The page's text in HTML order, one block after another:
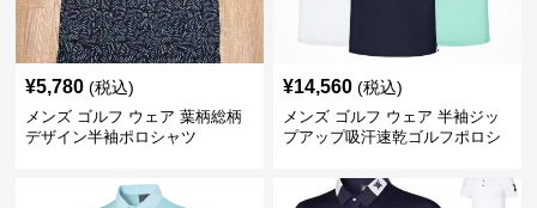
¥5,780 (税込)
メンズ ゴルフ ウェア 葉柄総柄
デザイン半袖ポロシャツ
¥14,560 (税込)
メンズ ゴルフ ウェア 半袖ジッ
プアップ吸汗速乾ゴルフポロシ